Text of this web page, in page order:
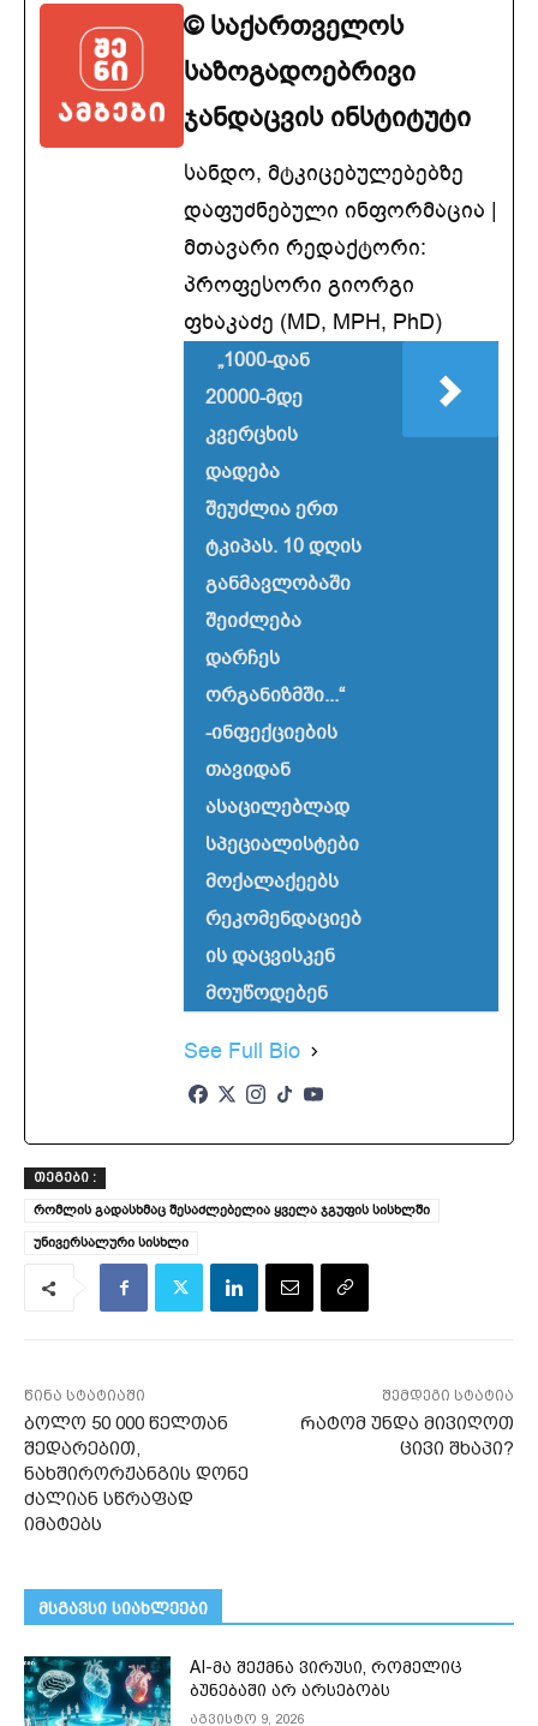
© საქართველოს
საზოგადოებრივი
ჯანდაცვის ინსტიტუტი
სანდო, მტკიცებულებებზე
დაფუძნებული ინფორმაცია |
მთავარი რედაქტორი:
პროფესორი გიორგი
ფხაკაძე (MD, MPH, PhD)
„1000-დან
20000-მდე
კვერცხის
დადება
შეუძლია ერთ
ტკიპას. 10 დღის
განმავლობაში
შეიძლება
დარჩეს
ორგანიზმში...“
-ინფექციების
თავიდან
ასაცილებლად
სპეციალისტები
მოქალაქეებს
რეკომენდაციებ
ის დაცვისკენ
მოუწოდებენ
See Full Bio
ᲗᲔᲒᲔᲑᲘ :
რომლის გადასხმაც შესაძლებელია ყველა ჯგუფის სისხლში
უნივერსალური სისხლი
წინა სტატიაში
ბოლო 50 000 წელთან
შედარებით,
ნახშირორჟანგის დონე
ძალიან სწრაფად
იმატებს
შემდეგი სტატია
Რატომ უნდა მივიღოთ
ცივი შხაპი?
მსგავსი სიახლეები
AI-მა შექმნა ვირუსი, რომელიც
ბუნებაში არ არსებობს
აგვისტო 9, 2026